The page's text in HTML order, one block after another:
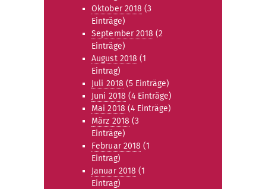
Oktober 2018 (3
Einträge)
September 2018 (2
Einträge)
August 2018 (1
Eintrag)
Juli 2018 (5 Einträge)
Juni 2018 (4 Einträge)
Mai 2018 (4 Einträge)
März 2018 (3
Einträge)
Februar 2018 (1
Eintrag)
Januar 2018 (1
Eintrag)